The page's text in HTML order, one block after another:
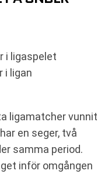
i ligaspelet
i ligan
ligamatcher vunnit
en seger, två
samma period.
inför omgången